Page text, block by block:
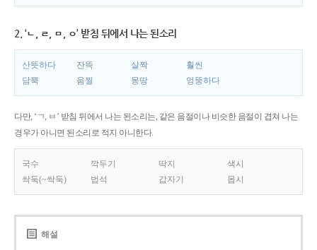
2. ‘ㄴ, ㄹ, ㅁ, ㅇ’ 받침 뒤에서 나는 된소리
산뜻하다 잔뜩 살짝
훨씬
담뿍
움찔 몽땅 엉뚱하다
다만, ‘ㄱ, ㅂ’ 받침 뒤에서 나는 된소리는, 같은 음절이나 비슷한 음절이 겹쳐 나는
경우가 아니면 된소리로 적지 아니한다.
국수 깍두기 딱지
색시
싹둑(~싹둑)
법석 갑자기 몹시
해설